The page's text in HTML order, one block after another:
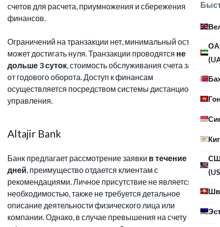
счетов для расчета, приумножения и сбережения
финансов.
Ограничений на транзакции нет, минимальный остаток
может достигать нуля. Транзакции проводятся не
дольше 3 суток, стоимость обслуживания счета зависит
от годового оборота. Доступ к финансам
осуществляется посредством системы дистанционного
управления.
Altajir Bank
Банк предлагает рассмотрение заявки в течение 7
дней, преимущество отдается клиентам с
рекомендациями. Личное присутствие не является
необходимостью, также не требуется детальное
описание деятельности физического лица или
компании. Однако, в случае превышения на счету суммы